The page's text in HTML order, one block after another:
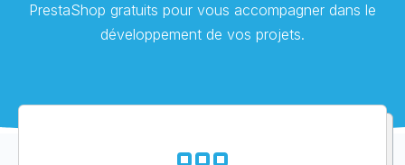
PrestaShop gratuits pour vous accompagner dans le
développement de vos projets.